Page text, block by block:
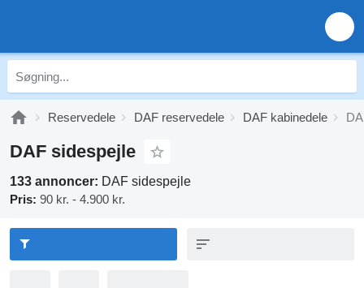
Reservedele DAF reservedele DAF kabinedele
DAF sidespejle
133 annoncer: DAF sidespejle
Pris: 90 kr. - 4.900 kr.